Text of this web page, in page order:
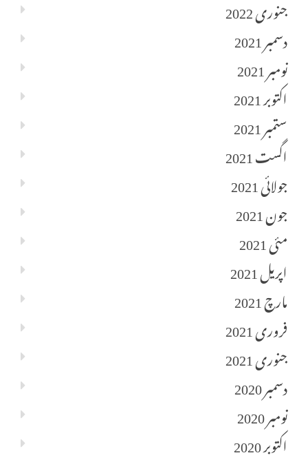
جنوری 2022
دسمبر 2021
نومبر 2021
اکتوبر 2021
ستمبر 2021
اگست 2021
جولائی 2021
جون 2021
مئی 2021
اپریل 2021
مارچ 2021
فروری 2021
جنوری 2021
دسمبر 2020
نومبر 2020
اکتوبر 2020